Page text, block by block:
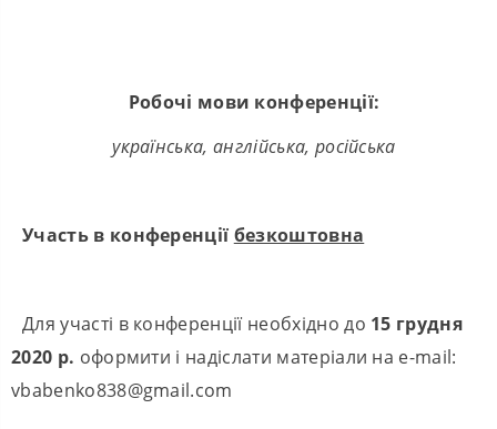
Робочі мови конференції:
українська, англійська, російська
Участь в конференції безкоштовна
Для участі в конференції необхідно до 15 грудня
2020 р. оформити і надіслати матеріали на е-mail:
vbabenko838@gmail.com